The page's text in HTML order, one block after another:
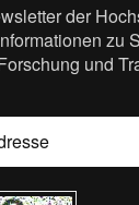
der
zu
und